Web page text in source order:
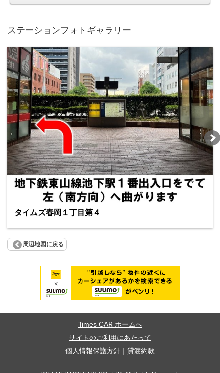
ステーションフォトギャラリー
タイムズ春岡１丁目第４
周辺地図に戻る
Times CAR ホームへ
サイトのご利用にあたって
個人情報保護方針
貸渡約款